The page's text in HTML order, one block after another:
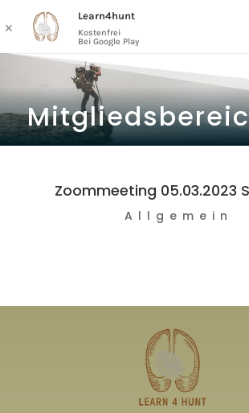
Zoommeeting 05.03.2023
Allgemein
✕
Learn4hunt
Kostenfrei
Bei Google Play